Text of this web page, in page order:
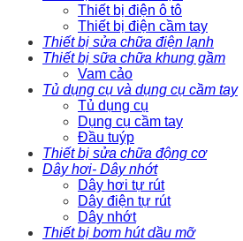
Thiết bị điện ô tô
Thiết bị điện cầm tay
Thiết bị sửa chữa điện lạnh
Thiết bị sữa chữa khung gầm
Vam cảo
Tủ dụng cụ và dụng cụ cầm tay
Tủ dụng cụ
Dụng cụ cầm tay
Đầu tuýp
Thiết bị sửa chữa động cơ
Dây hơi- Dây nhớt
Dây hơi tự rút
Dây điện tự rút
Dây nhớt
Thiết bị bơm hút dầu mỡ